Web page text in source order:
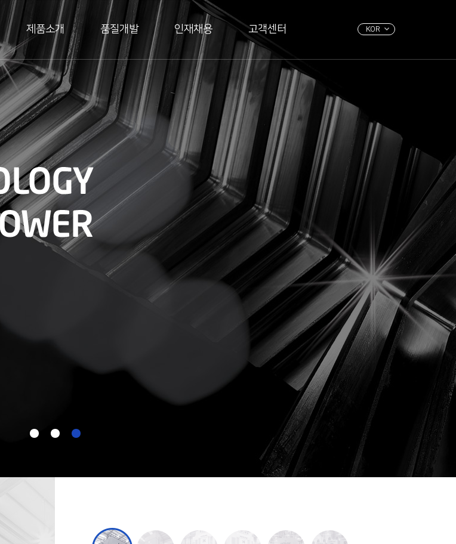
오시는 길
제품소개
HFP-Series HDP-Series HKP-Series HSP-Series
품질개발
인증현황 보유설비현황
인재채용
채용 안내
고객센터
공지&뉴스 문의하기
KOR